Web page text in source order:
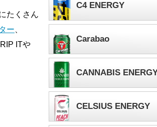
たくさん
ー
ITや
C4 ENERGY
Carabao
CANNABIS
CELSIUS ENERGY